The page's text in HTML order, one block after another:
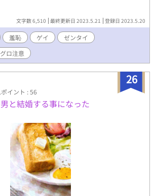
文字数 6,510 最終更新日 2023.5.21 登録日 2023.5.20
羞恥 ゲイ
ゼンタイ
グロ注意
26
イント : 56
と結婚する事になった